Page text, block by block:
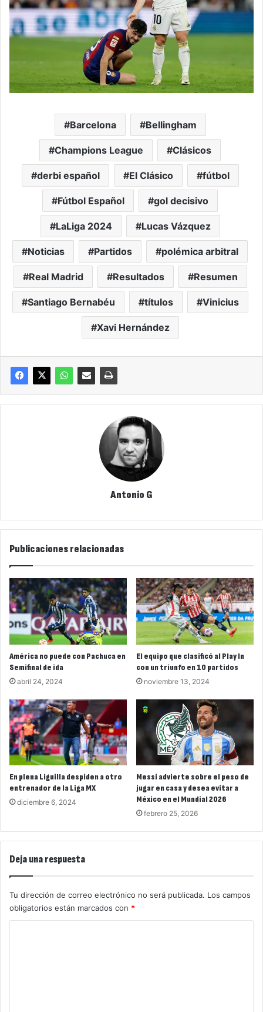
Barcelona Bellingham
Champions League Clásicos
derbi español El Clásico fútbol
Fútbol Español gol decisivo
LaLiga 2024 Lucas Vázquez
Noticias Partidos polémica arbitral
Real Madrid Resultados Resumen
Santiago Bernabéu títulos Vinicius
Xavi Hernández
Antonio G
Publicaciones relacionadas
América no puede con Pachuca en
Semifinal de ida
abril 24, 2024
El equipo que clasificó al Play In
con un triunfo en 10 partidos
noviembre 13, 2024
En plena Liguilla despiden a otro
entrenador de la Liga MX
diciembre 6, 2024
Messi advierte sobre el peso de
jugar en casa y desea evitar a
México en el Mundial 2026
febrero 25, 2026
Deja una respuesta
Tu dirección de correo electrónico no será publicada. Los campos
obligatorios están marcados con *